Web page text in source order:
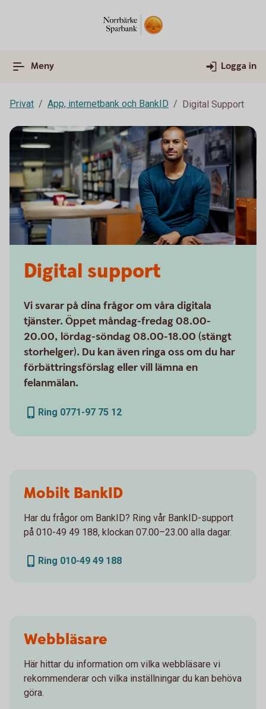
Meny Logga in
Privat App, internetbank och BankID Digital Support
Digital support
Vi svarar på dina frågor om våra digitala
tjänster. Öppet måndag-fredag 08.00-
20.00, lördag-söndag 08.00-18.00 (stängt
storhelger). Du kan även ringa oss om du har
förbättringsförslag eller vill lämna en
felanmälan.
Ring 0771-97 75 12
Mobilt BankID
Har du frågor om BankID? Ring vår BankID-support
på 010-49 49 188, klockan 07.00–23.00 alla dagar.
Ring 010-49 49 188
Webbläsare
Här hittar du information om vilka webbläsare vi
rekommenderar och vilka inställningar du kan behöva
göra.